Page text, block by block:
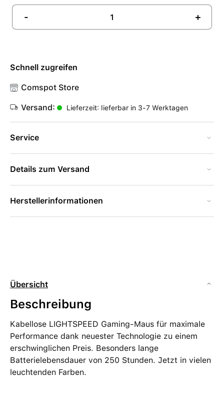
- +
Schnell zugreifen
Comspot Store
Versand: Lieferzeit: lieferbar in 3-7 Werktagen
Service
Details zum Versand
Herstellerinformationen
Übersicht
Beschreibung
Kabellose LIGHTSPEED Gaming-Maus für maximale
Performance dank neuester Technologie zu einem
erschwinglichen Preis. Besonders lange
Batterielebensdauer von 250 Stunden. Jetzt in vielen
leuchtenden Farben.